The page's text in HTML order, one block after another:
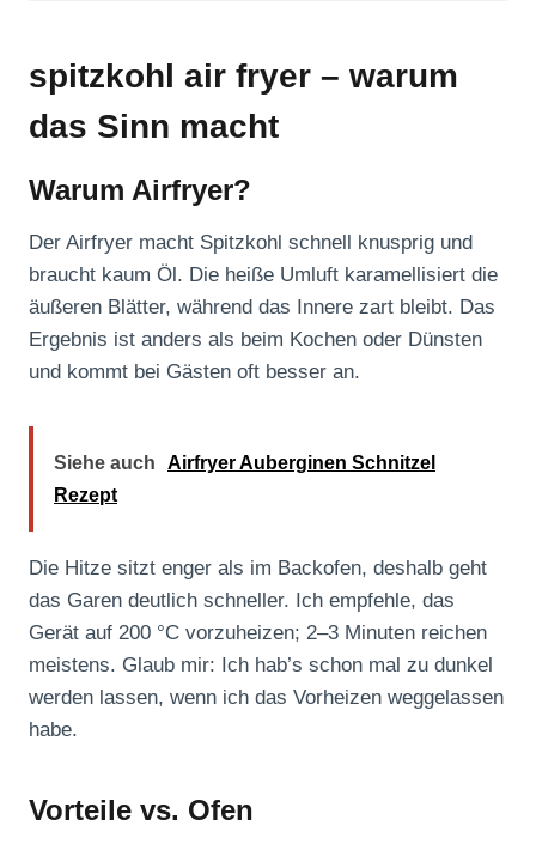
spitzkohl air fryer – warum
das Sinn macht
Warum Airfryer?
Der Airfryer macht Spitzkohl schnell knusprig und
braucht kaum Öl. Die heiße Umluft karamellisiert die
äußeren Blätter, während das Innere zart bleibt. Das
Ergebnis ist anders als beim Kochen oder Dünsten
und kommt bei Gästen oft besser an.
Siehe auch
Airfryer Auberginen Schnitzel
Rezept
Die Hitze sitzt enger als im Backofen, deshalb geht
das Garen deutlich schneller. Ich empfehle, das
Gerät auf 200 °C vorzuheizen; 2–3 Minuten reichen
meistens. Glaub mir: Ich hab’s schon mal zu dunkel
werden lassen, wenn ich das Vorheizen weggelassen
habe.
Vorteile vs. Ofen